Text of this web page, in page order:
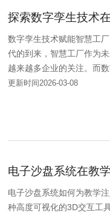
数字孪生技术赋能智慧工
代的到来，智慧工厂作为
越来越多企业的关注。而
更新时间2026-03-08
电子沙盘系统如何为教学
种高度可视化的3D交互工